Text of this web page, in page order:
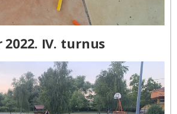
IV. turnus